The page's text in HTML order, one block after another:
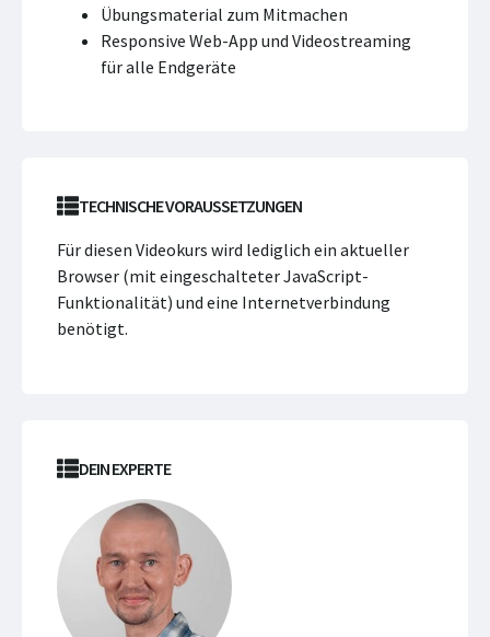
Übungsmaterial zum Mitmachen
Responsive Web-App und Videostreaming
für alle Endgeräte
TECHNISCHE VORAUSSETZUNGEN
Für diesen Videokurs wird lediglich ein aktueller
Browser (mit eingeschalteter JavaScript-
Funktionalität) und eine Internetverbindung
benötigt.
DEIN EXPERTE